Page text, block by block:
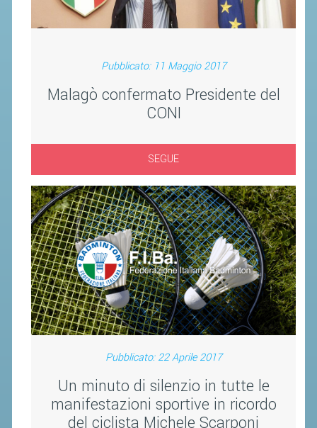
Pubblicato: 11 Maggio 2017
Malagò confermato Presidente del
CONI
SEGUE
Pubblicato: 22 Aprile 2017
Un minuto di silenzio in tutte le
manifestazioni sportive in ricordo
del ciclista Michele Scarponi
ALBO D'ORO CAMPIONATI ITALIANI
EVENTI INTERNAZIONALI
CLASSIFICHE NAZIONALI
CLASSIFICHE 2013-2020
MANIFESTAZIONI SPORTIVE
UFFICIALI DI GARA
RICHIESTA TORNEI
EVENTI SOSTENIBILI
PARA BADMINTON
L'ATTIVITÀ
TESSERAMENTO
REGOLAMENTI
GARE
STAFF TECNICO